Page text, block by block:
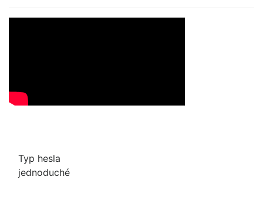
Typ hesla
jednoduché